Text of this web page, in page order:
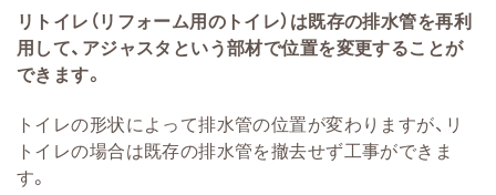
リトイレ（リフォーム用のトイレ）は既存の排水管を再利
用して、アジャスタという部材で位置を変更することが
できます。
トイレの形状によって排水管の位置が変わりますが、リ
トイレの場合は既存の排水管を撤去せず工事ができま
す。